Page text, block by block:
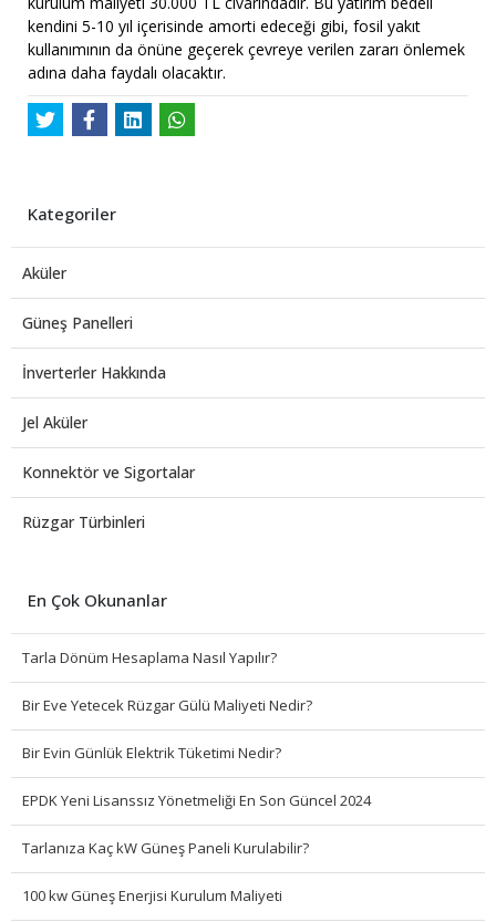
kendini 5-10 yıl içerisinde amorti edeceği gibi, fosil yakıt
kullanımının da önüne geçerek çevreye verilen zararı önlemek
adına daha faydalı olacaktır.
Kategoriler
Aküler
Güneş Panelleri
İnverterler Hakkında
Jel Aküler
Konnektör ve Sigortalar
Rüzgar Türbinleri
En Çok Okunanlar
Tarla Dönüm Hesaplama Nasıl Yapılır?
Bir Eve Yetecek Rüzgar Gülü Maliyeti Nedir?
Bir Evin Günlük Elektrik Tüketimi Nedir?
EPDK Yeni Lisanssız Yönetmeliği En Son Güncel 2024
Tarlanıza Kaç kW Güneş Paneli Kurulabilir?
100 kw Güneş Enerjisi Kurulum Maliyeti